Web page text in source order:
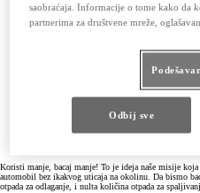
Koristi manje, bacaj manje! To je ideja naše misije
automobil bez ikakvog uticaja na okolinu. Da bismo
otpada za odlaganje, i nulta količina otpada za
saobraćaja. Informacije o tome kako da
partnerima za društvene mreže,
Odbij sve